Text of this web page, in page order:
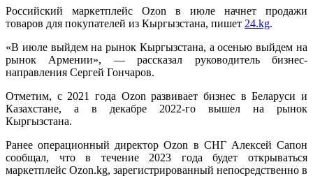
Российский маркетплейс Ozon в июле начнет продажи
товаров для покупателей из Кыргызстана, пишет 24.kg.
«В июле выйдем на рынок Кыргызстана, а осенью выйдем на
рынок Армении», — рассказал руководитель бизнес-
направления Сергей Гончаров.
Отметим, с 2021 года Ozon развивает бизнес в Беларуси и
Казахстане, а в декабре 2022-го вышел на рынок
Кыргызстана.
Ранее операционный директор Ozon в СНГ Алексей Сапон
сообщал, что в течение 2023 года будет открываться
маркетплейс Ozon.kg, зарегистрированный непосредственно в